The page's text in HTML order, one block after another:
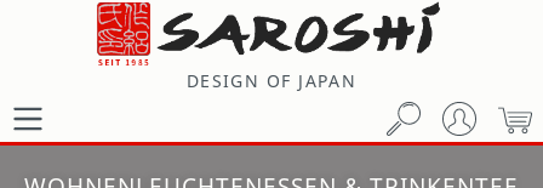
Zum Hauptinhalt springen
DESIGN OF JAPAN